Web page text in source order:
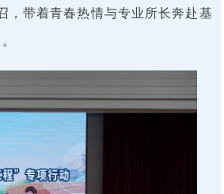
，带着青春热情与专业所长奔赴基